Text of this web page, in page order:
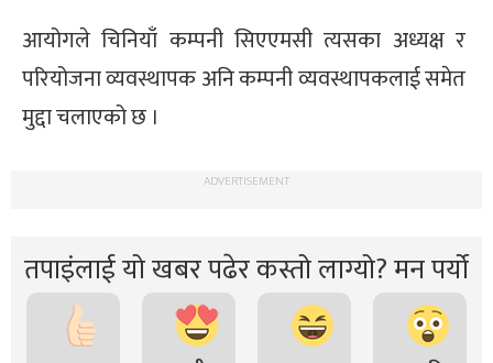
आयोगले चिनियाँ कम्पनी सिएएमसी त्यसका अध्यक्ष र
परियोजना व्यवस्थापक अनि कम्पनी व्यवस्थापकलाई समेत
मुद्दा चलाएको छ ।
ADVERTISEMENT
तपाइंलाई यो खबर पढेर कस्तो लाग्यो? मन पर्यो